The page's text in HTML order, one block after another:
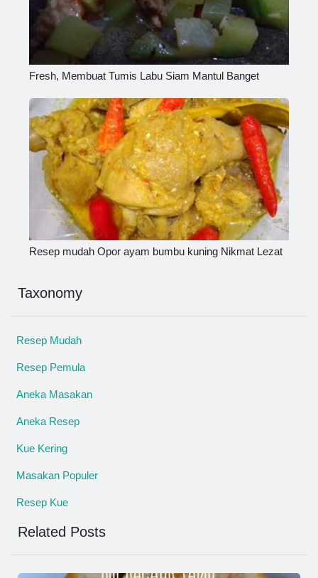
Fresh, Membuat Tumis Labu Siam Mantul Banget
Resep mudah Opor ayam bumbu kuning Nikmat Lezat
Taxonomy
Resep Mudah
Resep Pemula
Aneka Masakan
Aneka Resep
Kue Kering
Masakan Populer
Resep Kue
Related Posts